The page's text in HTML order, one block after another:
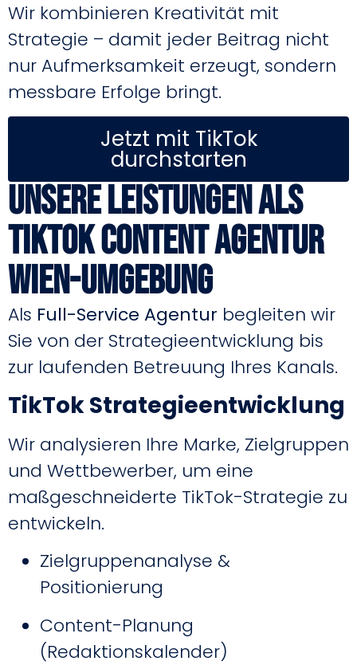
Wir kombinieren Kreativität mit
Strategie – damit jeder Beitrag nicht
nur Aufmerksamkeit erzeugt, sondern
messbare Erfolge bringt.
Jetzt mit TikTok
durchstarten
Unsere Leistungen als
TikTok Content Agentur
Wien-Umgebung
Als Full-Service Agentur begleiten wir
Sie von der Strategieentwicklung bis
zur laufenden Betreuung Ihres Kanals.
TikTok Strategieentwicklung
Wir analysieren Ihre Marke, Zielgruppen
und Wettbewerber, um eine
maßgeschneiderte TikTok-Strategie zu
entwickeln.
Zielgruppenanalyse &
Positionierung
Content-Planung
(Redaktionskalender)